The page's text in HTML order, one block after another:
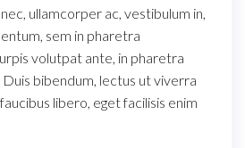
ullamcorper ac, vestibulum in,
sem in pharetra
volutpat ante, in pharetra
bibendum, lectus ut viverra
libero, eget facilisis enim